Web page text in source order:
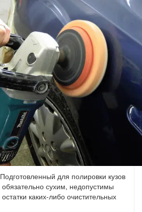
для полировки кузов
сухим, недопустимы
каких-либо очистительных